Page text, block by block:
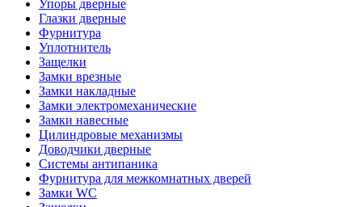
Упоры дверные
Глазки дверные
Фурнитура
Уплотнитель
Защелки
Замки врезные
Замки накладные
Замки электромеханические
Замки навесные
Цилиндровые механизмы
Доводчики дверные
Системы антипаника
Фурнитура для межкомнатных дверей
Замки WC